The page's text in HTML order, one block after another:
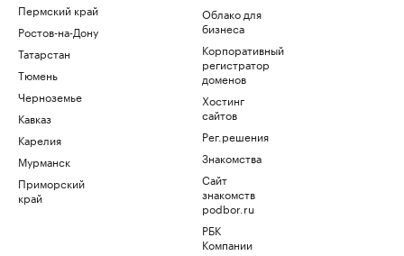
Пермский край
Ростов-на-Дону
Татарстан
Тюмень
Черноземье
Кавказ
Карелия
Мурманск
Приморский
край
Облако для
бизнеса
Корпоративный
регистратор
доменов
Хостинг
сайтов
Рег.решения
Знакомства
Сайт
знакомств
podbor.ru
РБК
Компании